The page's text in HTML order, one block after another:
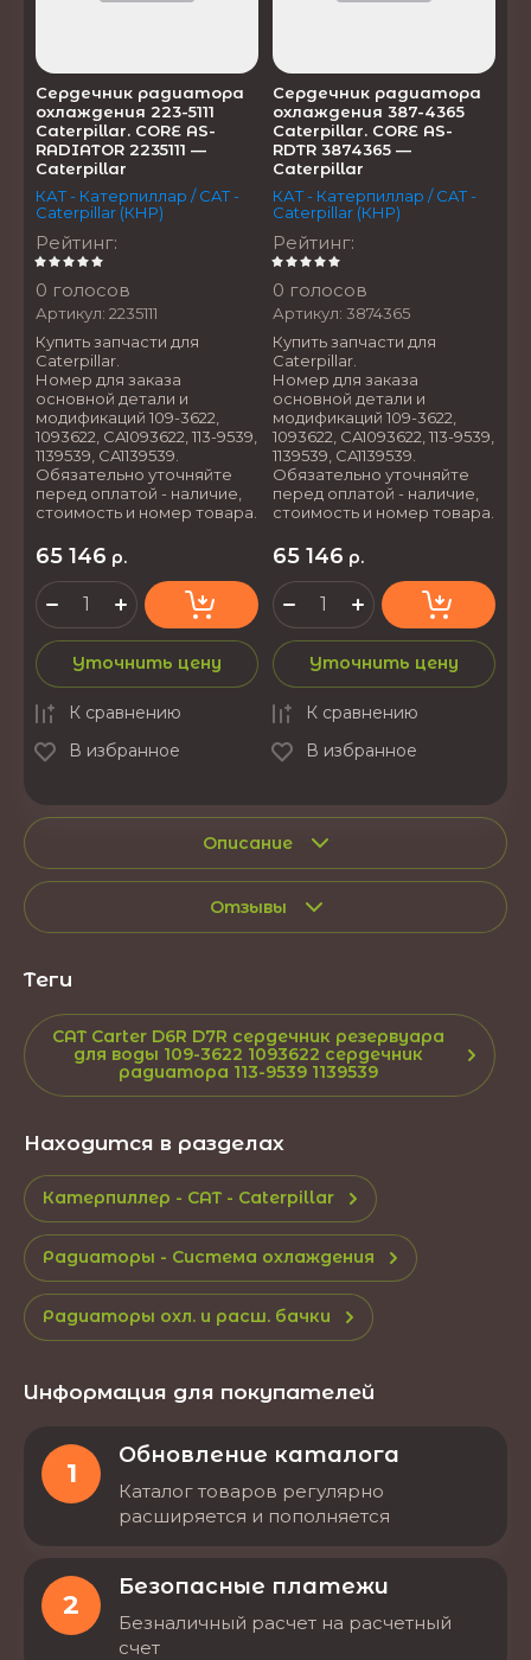
Сердечник радиатора
охлаждения 223-5111
Caterpillar. CORE AS-
RADIATOR 2235111 —
Caterpillar
КАТ - Катерпиллар / CAT -
Caterpillar (КНР)
Рейтинг:
0 голосов
Артикул: 2235111
Купить запчасти для
Caterpillar.
Номер для заказа
основной детали и
модификаций 109-3622,
1093622, CA1093622, 113-9539,
1139539, CA1139539.
Обязательно уточняйте
перед оплатой - наличие,
стоимость и номер товара.
65 146 р.
Уточнить цену
К сравнению
В избранное
Сердечник радиатора
охлаждения 387-4365
Caterpillar. CORE AS-
RDTR 3874365 —
Caterpillar
КАТ - Катерпиллар / CAT -
Caterpillar (КНР)
Рейтинг:
0 голосов
Артикул: 3874365
Купить запчасти для
Caterpillar.
Номер для заказа
основной детали и
модификаций 109-3622,
1093622, CA1093622, 113-9539,
1139539, CA1139539.
Обязательно уточняйте
перед оплатой - наличие,
стоимость и номер товара.
65 146 р.
Уточнить цену
К сравнению
В избранное
Описание
Отзывы
теги
CAT Carter D6R D7R сердечник резервуара
для воды 109-3622 1093622 сердечник
радиатора 113-9539 1139539
Находится в разделах
Катерпиллер - CAT - Caterpillar
Радиаторы - Система охлаждения
Радиаторы охл. и расш. бачки
Информация для покупателей
1
Обновление каталога
Каталог товаров регулярно
расширяется и пополняется
2
Безопасные платежи
Безналичный расчет на расчетный
счет